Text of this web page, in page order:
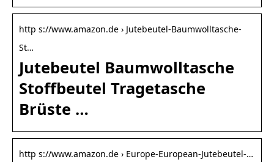
http s://www.amazon.de › Jutebeutel-Baumwolltasche-
St…
Jutebeutel Baumwolltasche
Stoffbeutel Tragetasche
Brüste …
http s://www.amazon.de › Europe-European-Jutebeutel-…